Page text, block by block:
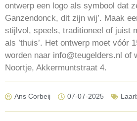
ontwerp een logo als symbool dat
Ganzendonck, dit zijn wij’. Maak
stijlvol, speels, traditioneel of juist
als ’thuis’. Het ontwerp moet vóór
worden naar info@teugelders.nl of
Noortje, Akkermuntstraat 4.
Ans Corbeij 07-07-2025